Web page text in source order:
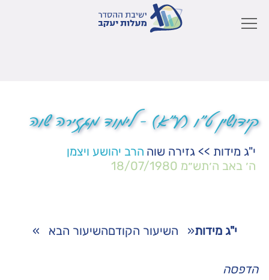
קידושין ט"ו (ע"א) – לימוד מגזירה שוה
י"ג מידות >> גזירה שוה הרב יהושע ויצמן
ה׳ באב ה׳תש״מ 18/07/1980
י"ג מידות« השיעור הקודםהשיעור הבא »
הדפסה